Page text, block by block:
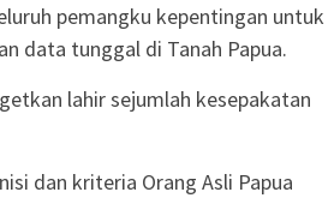
pemangku kepentingan untuk
data tunggal di Tanah Papua.
lahir sejumlah kesepakatan
dan kriteria Orang Asli Papua